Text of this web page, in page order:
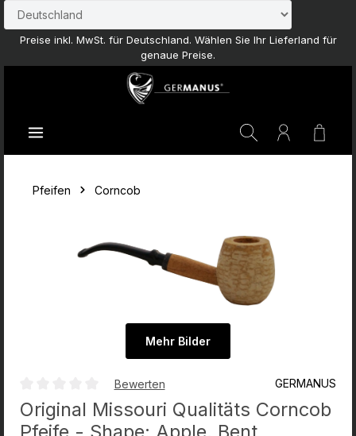
Zum Hauptinhalt springen
Preise inkl. MwSt. für Deutschland. Wählen Sie Ihr Lieferland für
genaue Preise.
Pfeifen Corncob
Mehr Bilder
Durchschnittliche Bewertung von 0 von 5 Sternen
Bewerten GERMANUS
Original Missouri Qualitäts Corncob